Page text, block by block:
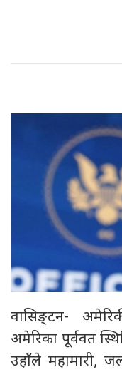
वासिङ्टन-
अमेरिका पूर्ववत
उहाँले महामारी,